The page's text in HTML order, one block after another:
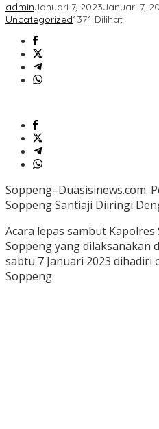
adminJanuari 7, 2023Januari 7,
Uncategorized1371 Dilihat
Soppeng–Duasisinews.com.
Soppeng Santiaji Diiringi
Acara lepas sambut
Soppeng yang dilaksanakan
sabtu 7 Januari 2023
Soppeng.